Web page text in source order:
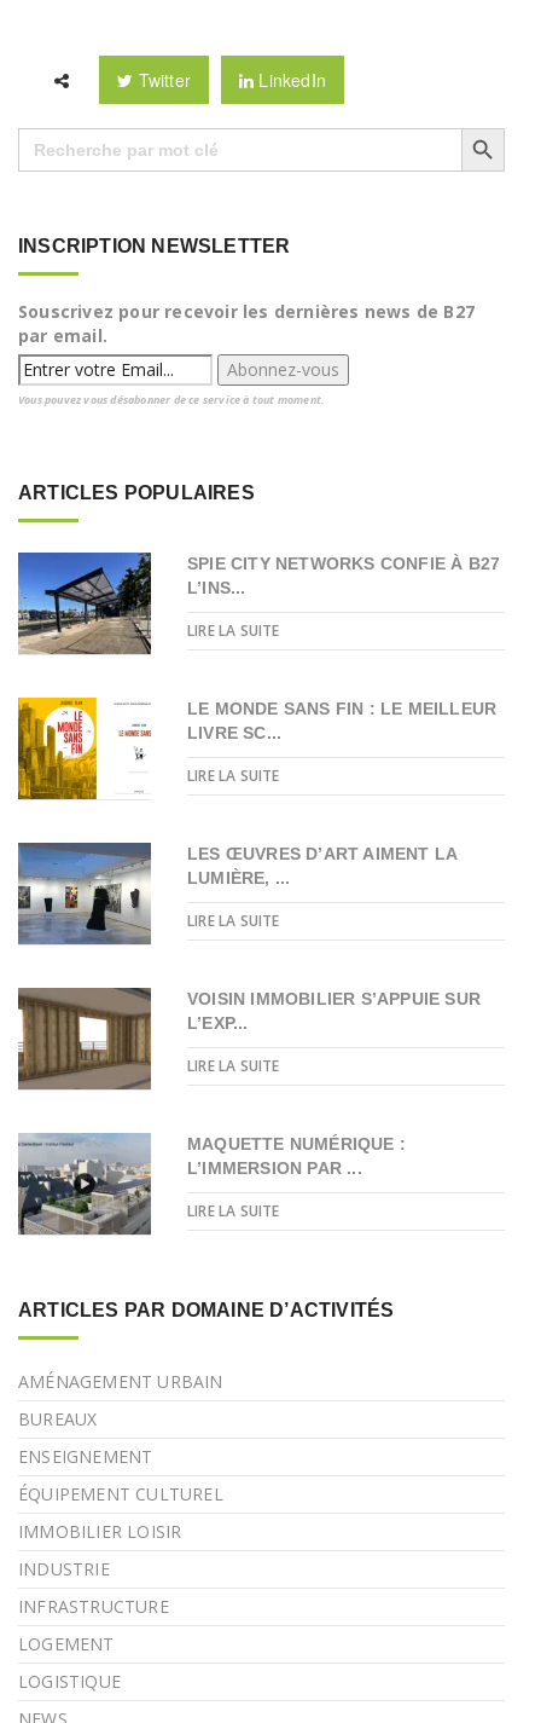
Twitter LinkedIn
Search
for:
Search Button
INSCRIPTION NEWSLETTER
Souscrivez pour recevoir les dernières news de B27
par email.
Vous pouvez vous désabonner de ce service à tout moment.
ARTICLES POPULAIRES
SPIE CITY NETWORKS CONFIE À B27
L’INS...
LIRE LA SUITE
LE MONDE SANS FIN : LE MEILLEUR
LIVRE SC...
LIRE LA SUITE
LES ŒUVRES D’ART AIMENT LA
LUMIÈRE, ...
LIRE LA SUITE
VOISIN IMMOBILIER S’APPUIE SUR
L’EXP...
LIRE LA SUITE
MAQUETTE NUMÉRIQUE :
L’IMMERSION PAR ...
LIRE LA SUITE
ARTICLES PAR DOMAINE D’ACTIVITÉS
AMÉNAGEMENT URBAIN
BUREAUX
ENSEIGNEMENT
ÉQUIPEMENT CULTUREL
IMMOBILIER LOISIR
INDUSTRIE
INFRASTRUCTURE
LOGEMENT
LOGISTIQUE